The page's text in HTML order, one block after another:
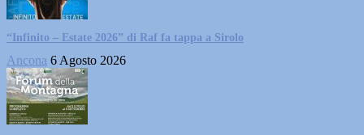
“Infinito – Estate 2026” di Raf fa tappa a Sirolo
Ancona 6 Agosto 2026